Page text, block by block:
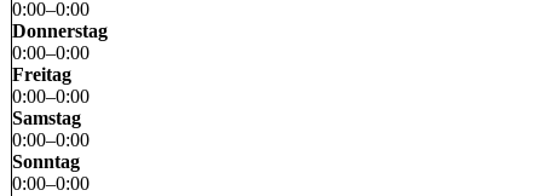
0:00–0:00
Donnerstag
0:00–0:00
Freitag
0:00–0:00
Samstag
0:00–0:00
Sonntag
0:00–0:00